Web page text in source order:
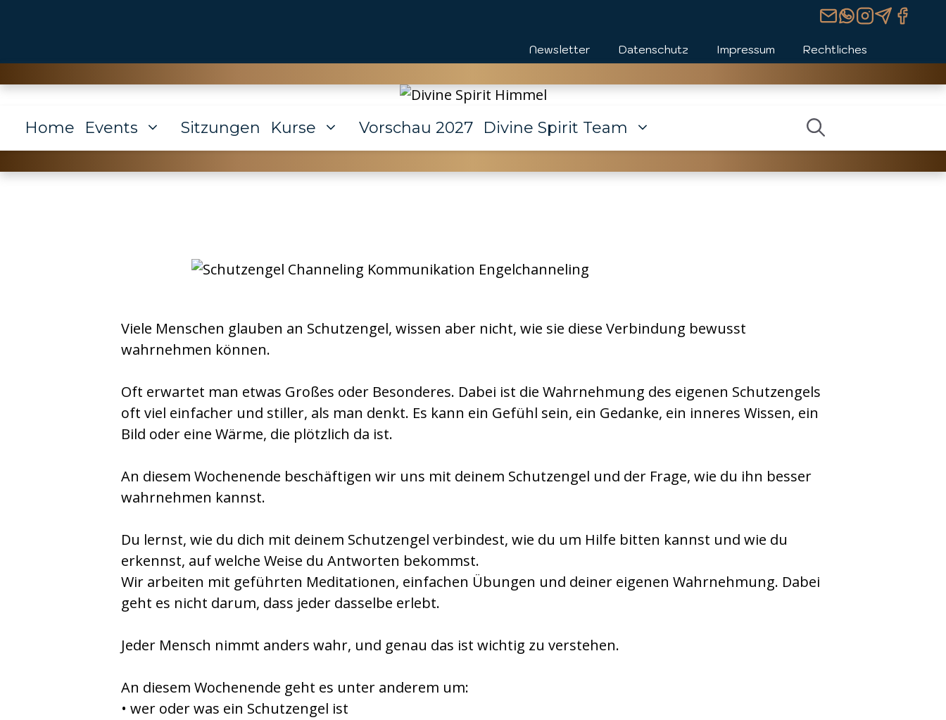
Newsletter Datenschutz Impressum Rechtliches
Home Events Sitzungen Kurse Vorschau 2027 Divine Spirit Team
Viele Menschen glauben an Schutzengel, wissen aber nicht, wie sie diese Verbindung bewusst
wahrnehmen können.
Oft erwartet man etwas Großes oder Besonderes. Dabei ist die Wahrnehmung des eigenen Schutzengels
oft viel einfacher und stiller, als man denkt. Es kann ein Gefühl sein, ein Gedanke, ein inneres Wissen, ein
Bild oder eine Wärme, die plötzlich da ist.
An diesem Wochenende beschäftigen wir uns mit deinem Schutzengel und der Frage, wie du ihn besser
wahrnehmen kannst.
Du lernst, wie du dich mit deinem Schutzengel verbindest, wie du um Hilfe bitten kannst und wie du
erkennst, auf welche Weise du Antworten bekommst.
Wir arbeiten mit geführten Meditationen, einfachen Übungen und deiner eigenen Wahrnehmung. Dabei
geht es nicht darum, dass jeder dasselbe erlebt.
Jeder Mensch nimmt anders wahr, und genau das ist wichtig zu verstehen.
An diesem Wochenende geht es unter anderem um:
• wer oder was ein Schutzengel ist